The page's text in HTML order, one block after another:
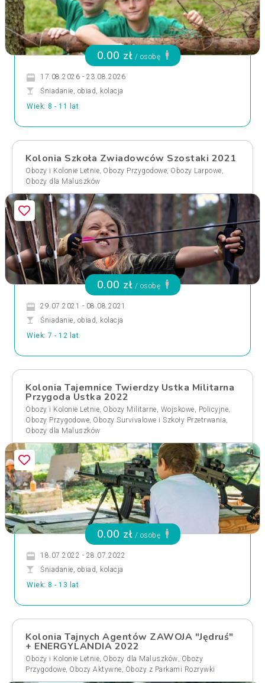
0.00 zł / osobę
17.08.2026 - 23.08.2026
Śniadanie, obiad, kolacja
Wiek: 8 - 11 lat
Kolonia Szkoła Zwiadowców Szostaki 2021
Obozy i Kolonie Letnie, Obozy Przygodowe, Obozy Larpowe,
Obozy dla Maluszków
0.00 zł / osobę
29.07.2021 - 08.08.2021
Śniadanie, obiad, kolacja
Wiek: 7 - 12 lat
Kolonia Tajemnice Twierdzy Ustka Militarna
Przygoda Ustka 2022
Obozy i Kolonie Letnie, Obozy Militarne, Wojskowe, Policyjne,
Obozy Przygodowe, Obozy Survivalowe i Szkoły Przetrwania,
Obozy dla Maluszków
0.00 zł / osobę
18.07.2022 - 28.07.2022
Śniadanie, obiad, kolacja
Wiek: 8 - 13 lat
Kolonia Tajnych Agentów ZAWOJA "Jędruś"
+ ENERGYLANDIA 2022
Obozy i Kolonie Letnie, Obozy dla Maluszków, Obozy
Przygodowe, Obozy Aktywne, Obozy z Parkami Rozrywki